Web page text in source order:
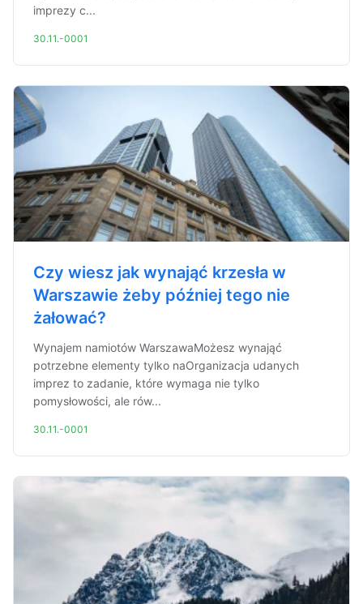
imprezy c...
30.11.-0001
Czy wiesz jak wynająć krzesła w
Warszawie żeby później tego nie
żałować?
Wynajem namiotów WarszawaMożesz wynająć
potrzebne elementy tylko naOrganizacja udanych
imprez to zadanie, które wymaga nie tylko
pomysłowości, ale rów...
30.11.-0001